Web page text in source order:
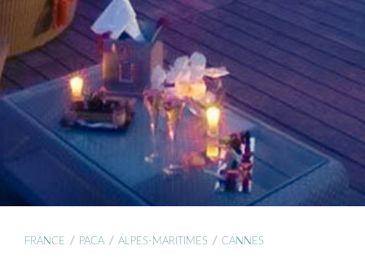
FRANCE / PACA / ALPES-MARITIMES / CANNES